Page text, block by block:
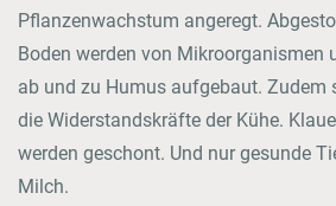
Pflanzenwachstum angeregt.
Boden werden von Mikroorganismen
ab und zu Humus aufgebaut. Zudem
die Widerstandskräfte der Kühe.
werden geschont. Und nur gesunde
Milch.